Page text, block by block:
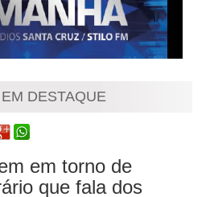
DESTAQUE
em torno de
que fala dos